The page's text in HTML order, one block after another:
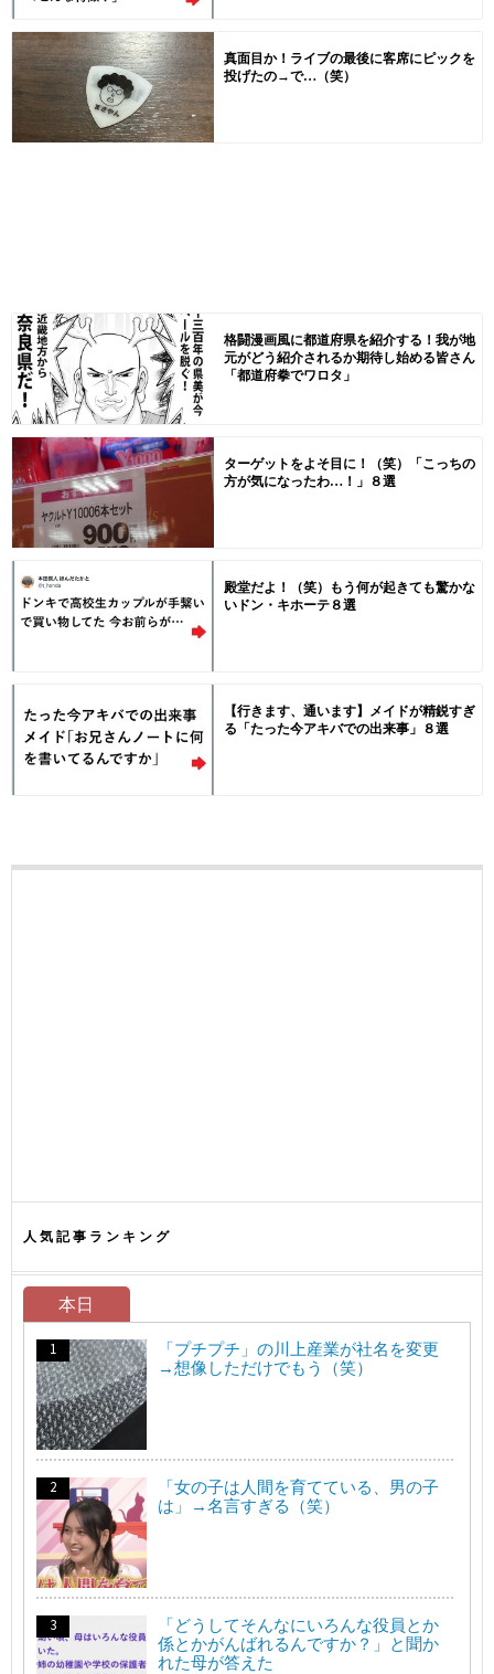
真面目か！ライブの最後に客席にピックを
投げたの→で…（笑）
格闘漫画風に都道府県を紹介する！我が地
元がどう紹介されるか期待し始める皆さん
「都道府拳でワロタ」
ターゲットをよそ目に！（笑）「こっちの
方が気になったわ…！」８選
殿堂だよ！（笑）もう何が起きても驚かな
いドン・キホーテ８選
【行きます、通います】メイドが精鋭すぎ
る「たった今アキバでの出来事」８選
人気記事ランキング
本日
「プチプチ」の川上産業が社名を変更
→想像しただけでもう（笑）
「女の子は人間を育てている、男の子
は」→名言すぎる（笑）
「どうしてそんなにいろんな役員とか
係とかがんばれるんですか？」と聞か
れた母が答えた